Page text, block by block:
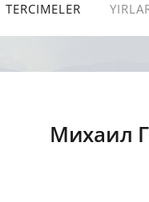
TERCIMELER
Михаил